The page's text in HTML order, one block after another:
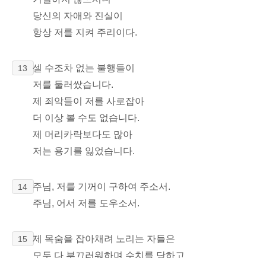
당신의 자애와 진실이
항상 저를 지켜 주리이다.
13
셀 수조차 없는 불행들이
저를 둘러쌌습니다.
제 죄악들이 저를 사로잡아
더 이상 볼 수도 없습니다.
제 머리카락보다도 많아
저는 용기를 잃었습니다.
14
주님, 저를 기꺼이 구하여 주소서.
주님, 어서 저를 도우소서.
15
제 목숨을 잡아채려 노리는 자들은
모두 다 부끄러워하며 수치를 당하고